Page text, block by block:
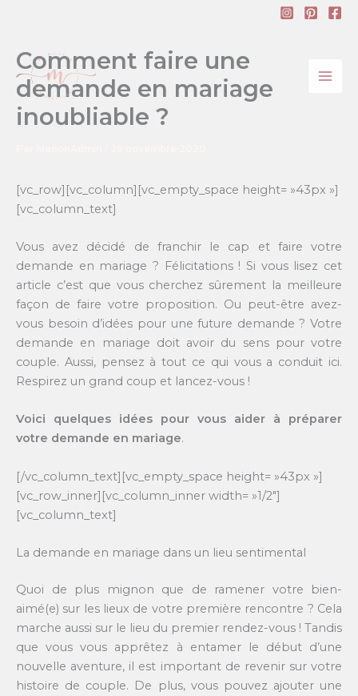
Comment faire une
demande en mariage
inoubliable ?
[vc_row][vc_column][vc_empty_space height= »43px »]
[vc_column_text]
Vous avez décidé de franchir le cap et faire votre
demande en mariage ? Félicitations ! Si vous lisez cet
article c’est que vous cherchez sûrement la meilleure
façon de faire votre proposition. Ou peut-être avez-
vous besoin d’idées pour une future demande ? Votre
demande en mariage doit avoir du sens pour votre
couple. Aussi, pensez à tout ce qui vous a conduit ici.
Respirez un grand coup et lancez-vous !
Voici quelques idées pour vous aider à préparer
votre demande en mariage.
[/vc_column_text][vc_empty_space height= »43px »]
[vc_row_inner][vc_column_inner width= »1/2″]
[vc_column_text]
La demande en mariage dans un lieu sentimental
Quoi de plus mignon que de ramener votre bien-
aimé(e) sur les lieux de votre première rencontre ? Cela
marche aussi sur le lieu du premier rendez-vous ! Tandis
que vous vous apprêtez à entamer le début d’une
nouvelle aventure, il est important de revenir sur votre
histoire de couple. De plus, vous pouvez ajouter une